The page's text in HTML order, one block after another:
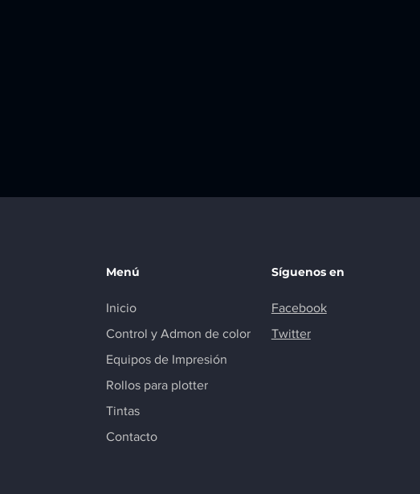
Menú
Inicio
Control y Admon de color
Equipos de Impresión
Rollos para plotter
Tintas
Contacto
Síguenos en
Facebook
Twitter